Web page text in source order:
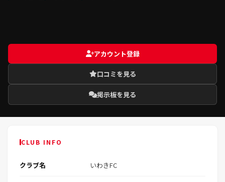
アカウント登録
口コミを見る
掲示板を見る
CLUB INFO
クラブ名 いわきFC